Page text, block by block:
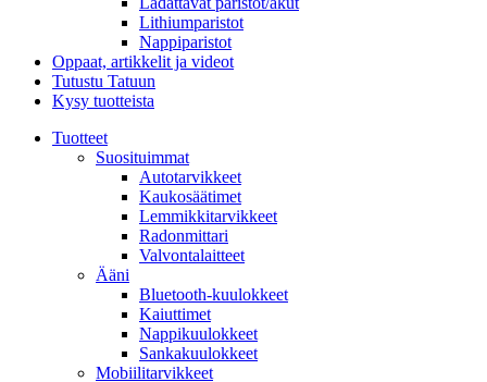
Lithiumparistot
Nappiparistot
Oppaat, artikkelit ja videot
Tutustu Tatuun
Kysy tuotteista
Tuotteet
Suosituimmat
Autotarvikkeet
Kaukosäätimet
Lemmikkitarvikkeet
Radonmittari
Valvontalaitteet
Ääni
Bluetooth-kuulokkeet
Kaiuttimet
Nappikuulokkeet
Sankakuulokkeet
Mobiilitarvikkeet